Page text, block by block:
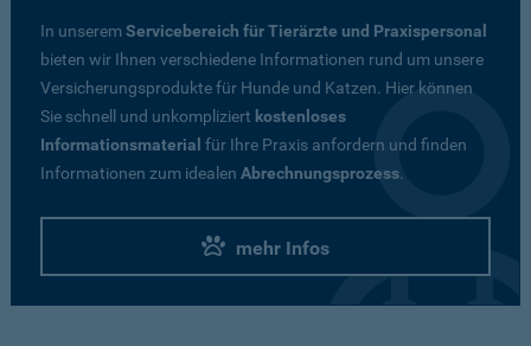
In unseremServicebereich für Tierärzte und Praxispersonal
bieten wir Ihnen verschiedene Informationen rund um unsere
Versicherungsprodukte für Hunde und Katzen. Hier können
Sie schnell und unkompliziert kostenloses
Informationsmaterial für Ihre Praxis anfordern und finden
Informationen zum idealen Abrechnungsprozess.
mehr Infos